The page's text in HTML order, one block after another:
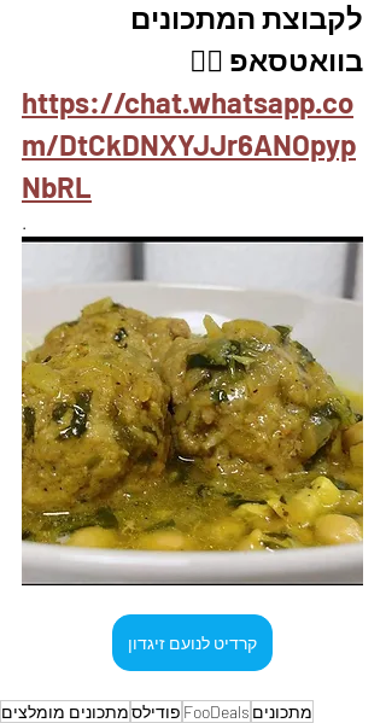
לקבוצת המתכונים
בוואטסאפ 👇🏽
https://chat.whatsapp.co
m/DtCkDNXYJJr6ANOpyp
NbRL
.
קרדיט לנועם זיגדון
מתכונים FooDeals פודילסמתכונים מומלצים